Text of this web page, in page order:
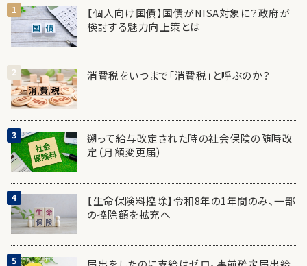
【個人向け国債】国債がNISA対象に？政府が
検討する魅力向上策とは
消費税をいつまで「消費税」と呼ぶのか？
遡って給与改定された時の社会保険の随時改
定（月額変更届）
【生命保険料控除】令和8年の1年間のみ、一部
の控除額を拡充へ